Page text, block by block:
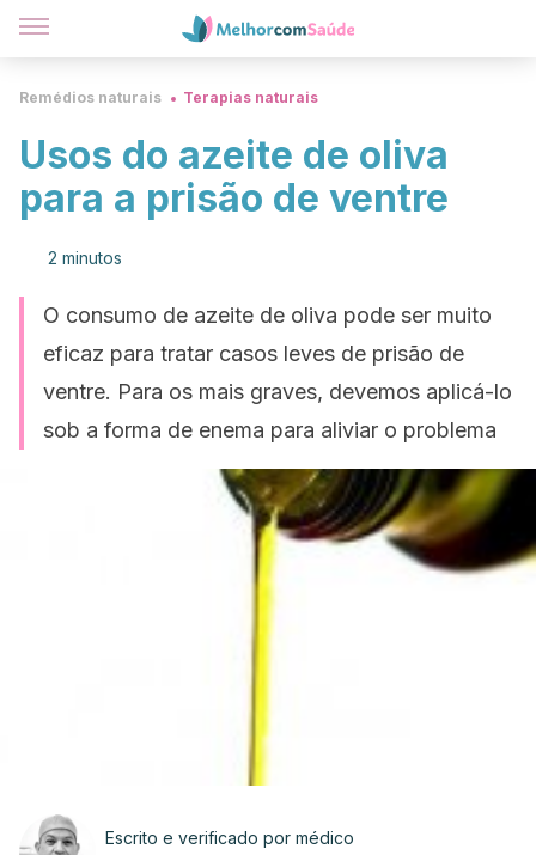
Remédios naturais Terapias naturais
Usos do azeite de oliva
para a prisão de ventre
2 minutos
O consumo de azeite de oliva pode ser muito
eficaz para tratar casos leves de prisão de
ventre. Para os mais graves, devemos aplicá-lo
sob a forma de enema para aliviar o problema
Escrito e verificado por médico